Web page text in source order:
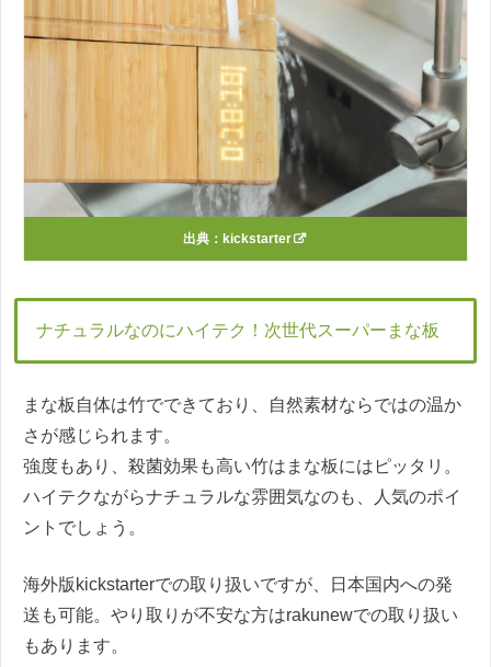
出典： kickstarter
ナチュラルなのにハイテク！次世代スーパーまな板
まな板自体は竹でできており、自然素材ならではの温か
さが感じられます。
強度もあり、殺菌効果も高い竹はまな板にはピッタリ。
ハイテクながらナチュラルな雰囲気なのも、人気のポイ
ントでしょう。
海外版kickstarterでの取り扱いですが、日本国内への発
送も可能。やり取りが不安な方はrakunewでの取り扱い
もあります。